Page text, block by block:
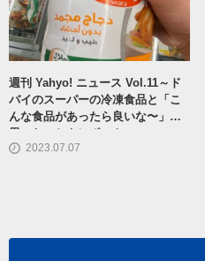
週刊 Yahyo! ニュース Vol.11～ド
バイのスーパーの冷凍食品と「こ
んな食品があったら良いな〜」と
思ったことをレポート
2023.07.07